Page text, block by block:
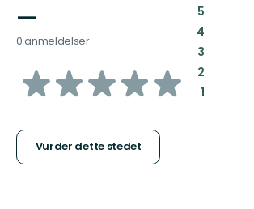
—
0 anmeldelser
av
stjerner
Vurder dette stedet
5:
4:
3:
2:
1: